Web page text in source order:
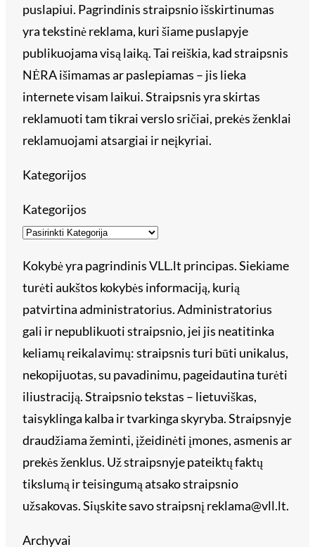
puslapiui. Pagrindinis straipsnio išskirtinumas
yra tekstinė reklama, kuri šiame puslapyje
publikuojama visą laiką. Tai reiškia, kad straipsnis
NĖRA išimamas ar paslepiamas – jis lieka
internete visam laikui. Straipsnis yra skirtas
reklamuoti tam tikrai verslo sričiai, prekės ženklai
reklamuojami atsargiai ir neįkyriai.
Kategorijos
Kategorijos
Kokybė yra pagrindinis VLL.lt principas. Siekiame
turėti aukštos kokybės informaciją, kurią
patvirtina administratorius. Administratorius
gali ir nepublikuoti straipsnio, jei jis neatitinka
keliamų reikalavimų: straipsnis turi būti unikalus,
nekopijuotas, su pavadinimu, pageidautina turėti
iliustraciją. Straipsnio tekstas – lietuviškas,
taisyklinga kalba ir tvarkinga skyryba. Straipsnyje
draudžiama žeminti, įžeidinėti įmones, asmenis ar
prekės ženklus. Už straipsnyje pateiktų faktų
tikslumą ir teisingumą atsako straipsnio
užsakovas. Siųskite savo straipsnį reklama@vll.lt.
Archyvai